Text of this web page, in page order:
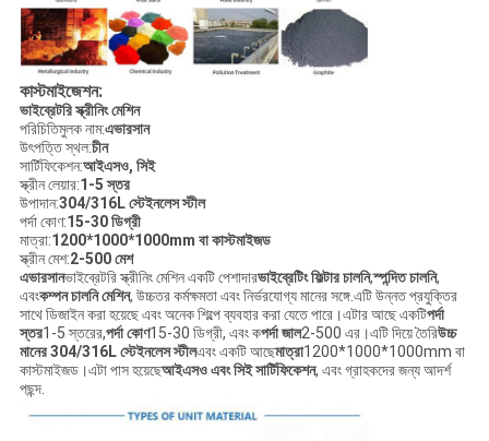
কাস্টমাইজেশন:
ভাইব্রেটরি স্ক্রীনিং মেশিন
পরিচিতিমুলক নাম:এভারসান
উৎপত্তি স্থল:চীন
সার্টিফিকেশন:আইএসও, সিই
স্ক্রীন লেয়ার:1-5 স্তর
উপাদান:304/316L স্টেইনলেস স্টীল
পর্দা কোণ:15-30 ডিগ্রী
মাত্রা:1200*1000*1000mm বা কাস্টমাইজড
স্ক্রীন মেশ:2-500 মেশ
এভারসানভাইব্রেটরি স্ক্রীনিং মেশিন একটি পেশাদারভাইব্রেটিং ফিল্টার চালনি,স্পন্দিত চালনি,
এবংকম্পন চালনি মেশিন, উচ্চতর কর্মক্ষমতা এবং নির্ভরযোগ্য মানের সঙ্গে.এটি উন্নত প্রযুক্তির
সাথে ডিজাইন করা হয়েছে এবং অনেক শিল্পে ব্যবহার করা যেতে পারে।এটার আছে একটিপর্দা
স্তর1-5 স্তরের,পর্দা কোণ15-30 ডিগ্রী, এবং কপর্দা জাল2-500 এর।এটি দিয়ে তৈরিউচ্চ
মানের 304/316L স্টেইনলেস স্টীলএবং একটি আছেমাত্রা1200*1000*1000mm বা
কাস্টমাইজড।এটা পাস হয়েছেআইএসও এবং সিই সার্টিফিকেশন, এবং গ্রাহকদের জন্য আদর্শ
পছন্দ.